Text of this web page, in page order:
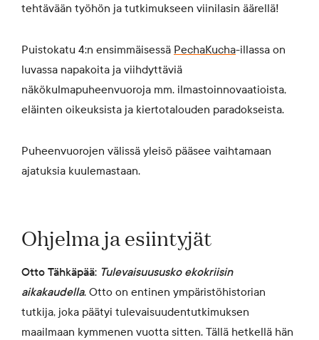
tehtävään työhön ja tutkimukseen viinilasin äärellä!
Puistokatu 4:n ensimmäisessä PechaKucha-illassa on
luvassa napakoita ja viihdyttäviä
näkökulmapuheenvuoroja mm. ilmastoinnovaatioista,
eläinten oikeuksista ja kiertotalouden paradokseista.
Puheenvuorojen välissä yleisö pääsee vaihtamaan
ajatuksia kuulemastaan.
Ohjelma ja esiintyjät
Otto Tähkäpää: Tulevaisuususko ekokriisin
aikakaudella. Otto on entinen ympäristöhistorian
tutkija, joka päätyi tulevaisuudentutkimuksen
maailmaan kymmenen vuotta sitten. Tällä hetkellä hän